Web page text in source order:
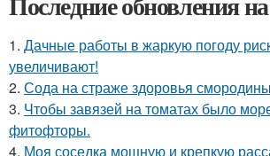
1. Дачные работы в жаркую погоду
увеличивают!
2. Сода на страже здоровья
3. Чтобы завязей на томатах было
фитофторы.
4. Моя соседка мощную и крепкую